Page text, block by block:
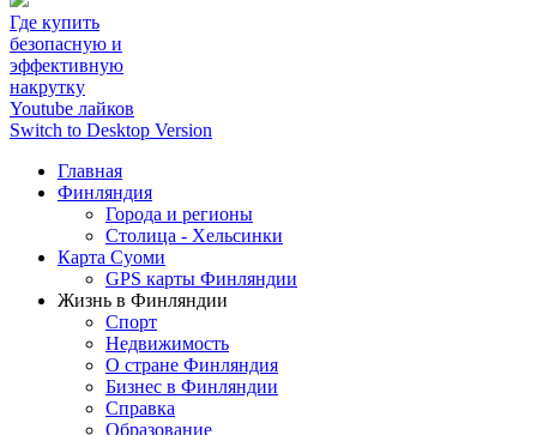
Где купить
безопасную и
эффективную
накрутку
Youtube лайков
Switch to Desktop Version
Главная
Финляндия
Города и регионы
Столица - Хельсинки
Карта Суоми
GPS карты Финляндии
Жизнь в Финляндии
Спорт
Недвижимость
О стране Финляндия
Бизнес в Финляндии
Справка
Образование